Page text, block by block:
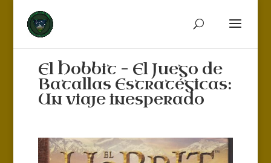
El Hobbit – El Juego de
Batallas Estratégicas:
Un viaje inesperado